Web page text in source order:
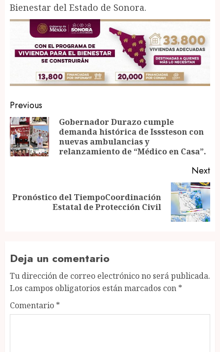
Bienestar del Estado de Sonora.
Post
navigation
Previous
Gobernador Durazo cumple
demanda histórica de Isssteson con
nuevas ambulancias y
relanzamiento de “Médico en Casa”.
Next
Next
Pronóstico del TiempoCoordinación
Estatal de Protección Civil
Deja un comentario
Tu dirección de correo electrónico no será publicada.
Los campos obligatorios están marcados con *
Comentario *